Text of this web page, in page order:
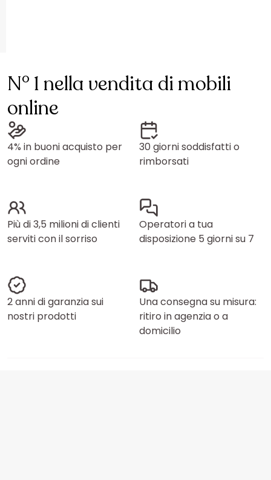
N° 1 nella vendita di mobili
online
4% in buoni acquisto per
ogni ordine
30 giorni soddisfatti o
rimborsati
Più di 3,5 milioni di clienti
serviti con il sorriso
Operatori a tua
disposizione 5 giorni su 7
2 anni di garanzia sui
nostri prodotti
Una consegna su misura:
ritiro in agenzia o a
domicilio